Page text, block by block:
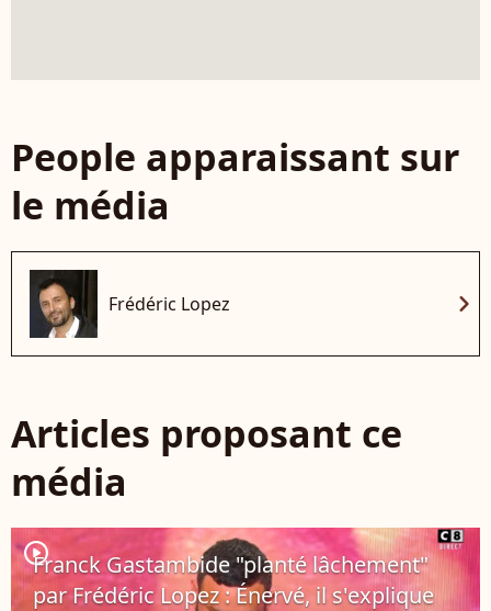
People apparaissant sur
le média
Frédéric Lopez chevron_right
Articles proposant ce
média
player2
Franck Gastambide "planté lâchement"
par Frédéric Lopez : Énervé, il s'explique